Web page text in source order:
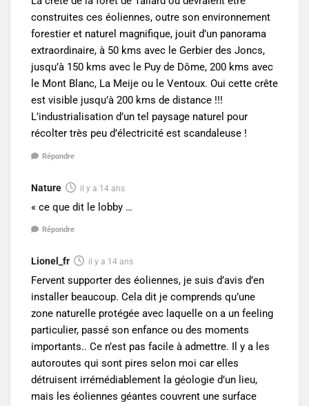
construites ces éoliennes, outre son environnement
forestier et naturel magnifique, jouit d’un panorama
extraordinaire, à 50 kms avec le Gerbier des Joncs,
jusqu’à 150 kms avec le Puy de Dôme, 200 kms avec
le Mont Blanc, La Meije ou le Ventoux. Oui cette crête
est visible jusqu’à 200 kms de distance !!!
L’industrialisation d’un tel paysage naturel pour
récolter très peu d’électricité est scandaleuse !
Répondre
Nature il y a 14 ans
« ce que dit le lobby …
Répondre
Lionel_fr il y a 14 ans
Fervent supporter des éoliennes, je suis d’avis d’en
installer beaucoup. Cela dit je comprends qu’une
zone naturelle protégée avec laquelle on a un feeling
particulier, passé son enfance ou des moments
importants.. Ce n’est pas facile à admettre. Il y a les
autoroutes qui sont pires selon moi car elles
détruisent irrémédiablement la géologie d’un lieu,
mais les éoliennes géantes couvrent une surface